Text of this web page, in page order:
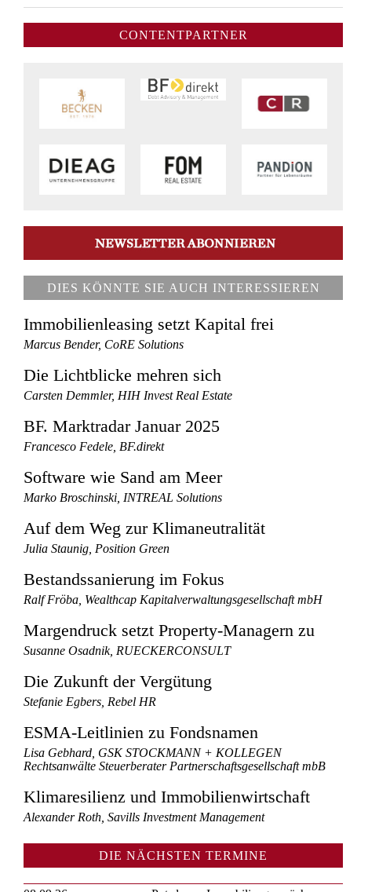
CONTENTPARTNER
DIES KÖNNTE SIE AUCH INTERESSIEREN
Immobilienleasing setzt Kapital frei
Marcus Bender, CoRE Solutions
Die Lichtblicke mehren sich
Carsten Demmler, HIH Invest Real Estate
BF. Marktradar Januar 2025
Francesco Fedele, BF.direkt
Software wie Sand am Meer
Marko Broschinski, INTREAL Solutions
Auf dem Weg zur Klimaneutralität
Julia Staunig, Position Green
Bestandssanierung im Fokus
Ralf Fröba, Wealthcap Kapitalverwaltungsgesellschaft mbH
Margendruck setzt Property-Managern zu
Susanne Osadnik, RUECKERCONSULT
Die Zukunft der Vergütung
Stefanie Egbers, Rebel HR
ESMA-Leitlinien zu Fondsnamen
Lisa Gebhard, GSK STOCKMANN + KOLLEGEN
Rechtsanwälte Steuerberater Partnerschaftsgesellschaft mbB
Klimaresilienz und Immobilienwirtschaft
Alexander Roth, Savills Investment Management
DIE NÄCHSTEN TERMINE